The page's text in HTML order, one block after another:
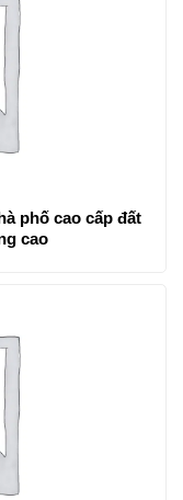
phố cao cấp đất
cao